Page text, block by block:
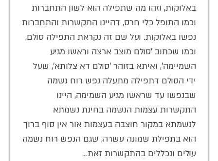
באלוקות, וזהו מה שתפילה הוא לשון התחברות
וכמו התופל כלי חרס, דהיינו התקשרות והתחברות
נפשו באלוקות. ועל שם זה נקראת התפילה סולם,
וכמו שכתוב 'סולם מוצב ארצה וראשו מגיע
השמיימה', ואיתא בזוהר 'סולם דא צלותא', שעל
ידי הסולם דתפילה מתעלה נפש רוח נשמה
שבנפשו עד שראשו מגיע השמימה, היינו
התקשרות עצמות הנשמה בחינת נשמתא
לנשמתא במקור חוצבה בעצמות אור אין סוף ברוך
הוא בתפילת שמונה עשרה, שגם הנפש רוח נשמה
עולים ונכללים בהתקשרות זאת..